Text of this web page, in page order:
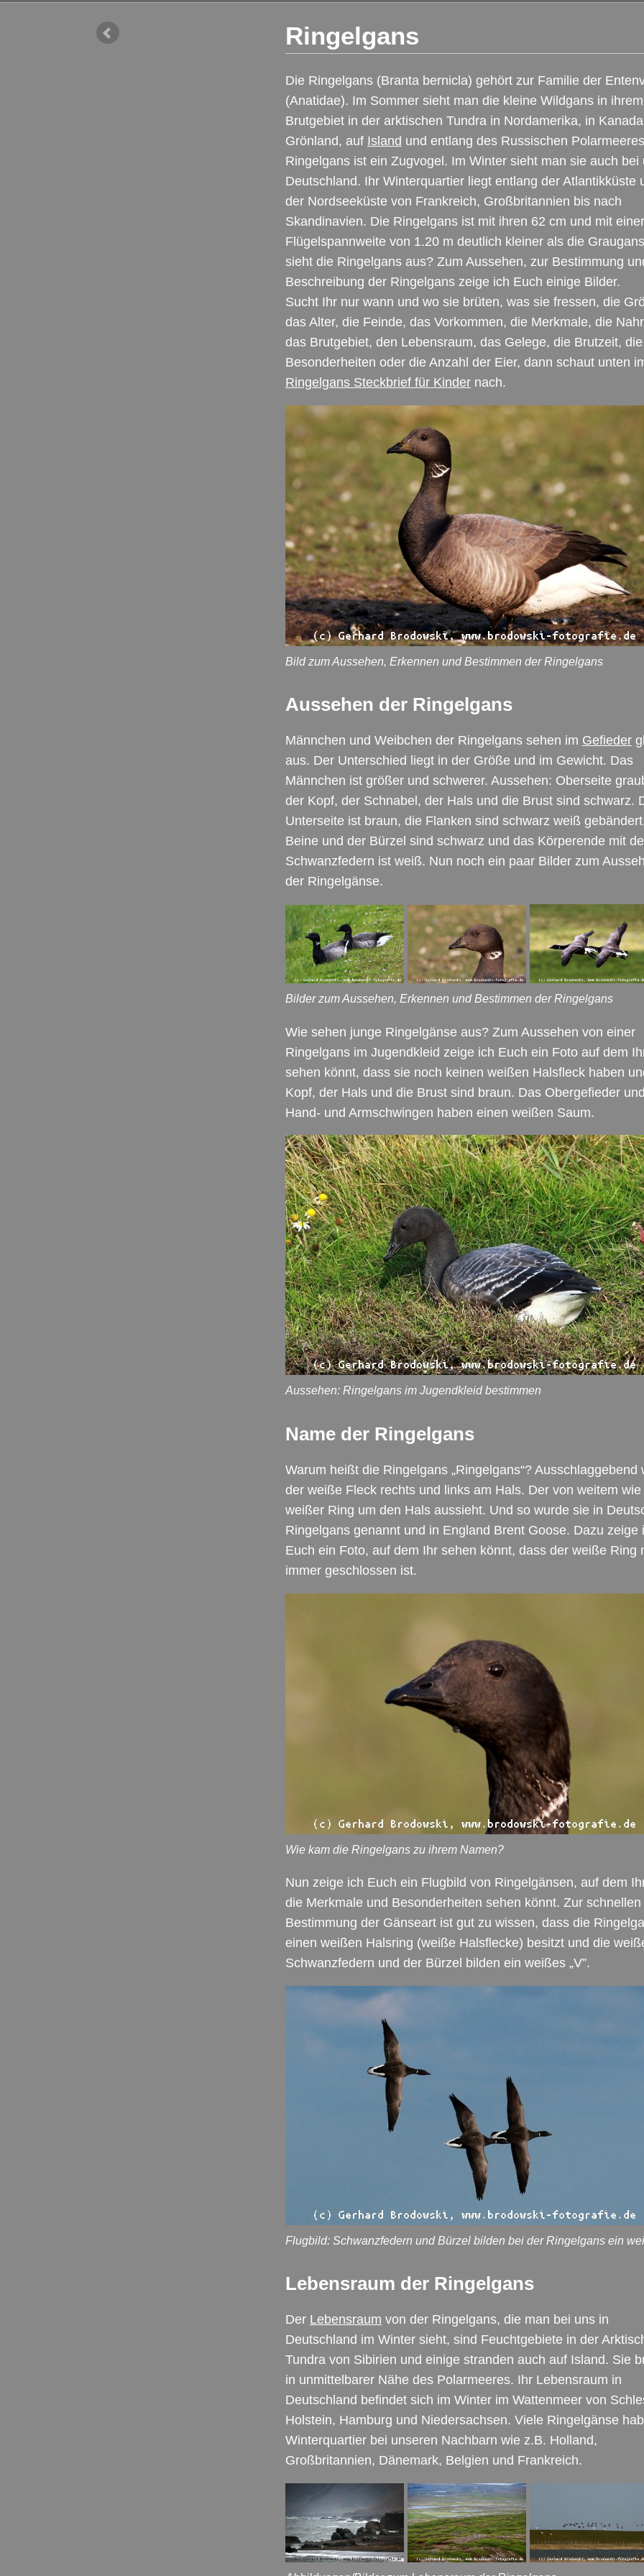
Ringelgans
Die Ringelgans (Branta bernicla) gehört zur Familie der
(Anatidae). Im Sommer sieht man die kleine Wildgans in ihrem
Brutgebiet in der arktischen Tundra in Nordamerika, in
Grönland, auf Island und entlang des Russischen
Ringelgans ist ein Zugvogel. Im Winter sieht man sie auch bei
Deutschland. Ihr Winterquartier liegt entlang der Atlantikküste
der Nordseeküste von Frankreich, Großbritannien bis nach
Skandinavien. Die Ringelgans ist mit ihren 62 cm und mit einer
Flügelspannweite von 1.20 m deutlich kleiner als die
sieht die Ringelgans aus? Zum Aussehen, zur Bestimmung
Beschreibung der Ringelgans zeige ich Euch einige Bilder.
Sucht Ihr nur wann und wo sie brüten, was sie fressen, die
das Alter, die Feinde, das Vorkommen, die Merkmale, die
das Brutgebiet, den Lebensraum, das Gelege, die Brutzeit, die
Besonderheiten oder die Anzahl der Eier, dann schaut unten
Ringelgans Steckbrief für Kinder nach.
Bild zum Aussehen, Erkennen und Bestimmen der Ringelgans
Aussehen der Ringelgans
Männchen und Weibchen der Ringelgans sehen im Gefieder
aus. Der Unterschied liegt in der Größe und im Gewicht. Das
Männchen ist größer und schwerer. Aussehen: Oberseite
der Kopf, der Schnabel, der Hals und die Brust sind schwarz.
Unterseite ist braun, die Flanken sind schwarz weiß
Beine und der Bürzel sind schwarz und das Körperende mit
Schwanzfedern ist weiß. Nun noch ein paar Bilder zum
der Ringelgänse.
Bilder zum Aussehen, Erkennen und Bestimmen der Ringelgans
Wie sehen junge Ringelgänse aus? Zum Aussehen von einer
Ringelgans im Jugendkleid zeige ich Euch ein Foto auf dem
sehen könnt, dass sie noch keinen weißen Halsfleck haben
Kopf, der Hals und die Brust sind braun. Das Obergefieder
Hand- und Armschwingen haben einen weißen Saum.
Aussehen: Ringelgans im Jugendkleid bestimmen
Name der Ringelgans
Warum heißt die Ringelgans „Ringelgans“? Ausschlaggebend
der weiße Fleck rechts und links am Hals. Der von weitem wie
weißer Ring um den Hals aussieht. Und so wurde sie in
Ringelgans genannt und in England Brent Goose. Dazu zeige
Euch ein Foto, auf dem Ihr sehen könnt, dass der weiße Ring
immer geschlossen ist.
Wie kam die Ringelgans zu ihrem Namen?
Nun zeige ich Euch ein Flugbild von Ringelgänsen, auf dem
die Merkmale und Besonderheiten sehen könnt. Zur schnellen
Bestimmung der Gänseart ist gut zu wissen, dass die
einen weißen Halsring (weiße Halsflecke) besitzt und die
Schwanzfedern und der Bürzel bilden ein weißes „V”.
Flugbild: Schwanzfedern und Bürzel bilden bei der Ringelgans ein
Lebensraum der Ringelgans
Der Lebensraum von der Ringelgans, die man bei uns in
Deutschland im Winter sieht, sind Feuchtgebiete in der
Tundra von Sibirien und einige stranden auch auf Island. Sie
in unmittelbarer Nähe des Polarmeeres. Ihr Lebensraum in
Deutschland befindet sich im Winter im Wattenmeer von
Holstein, Hamburg und Niedersachsen. Viele Ringelgänse
Winterquartier bei unseren Nachbarn wie z.B. Holland,
Großbritannien, Dänemark, Belgien und Frankreich.